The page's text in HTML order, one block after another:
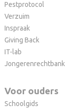
Pestprotocol
Verzuim
Inspraak
Giving Back
IT-lab
Jongerenrechtbank
Voor ouders
Schoolgids